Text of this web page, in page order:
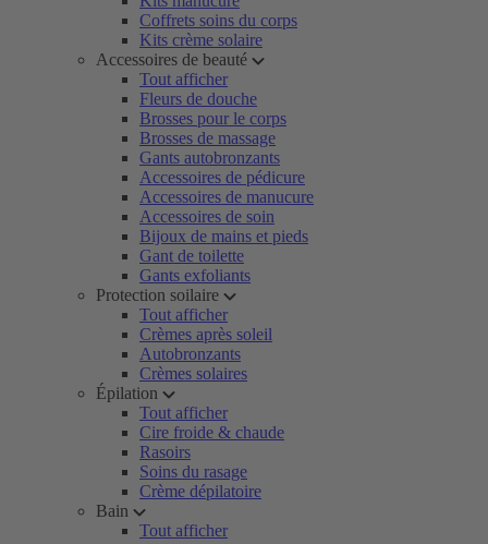
Coffrets soins du corps
Kits crème solaire
Accessoires de beauté
Tout afficher
Fleurs de douche
Brosses pour le corps
Brosses de massage
Gants autobronzants
Accessoires de pédicure
Accessoires de manucure
Accessoires de soin
Bijoux de mains et pieds
Gant de toilette
Gants exfoliants
Protection soilaire
Tout afficher
Crèmes après soleil
Autobronzants
Crèmes solaires
Épilation
Tout afficher
Cire froide & chaude
Rasoirs
Soins du rasage
Crème dépilatoire
Bain
Tout afficher